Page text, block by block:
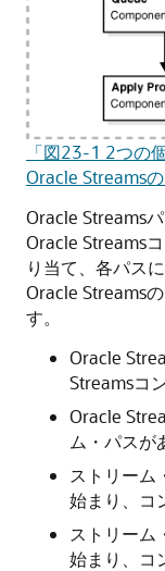
「図23-1 2つの
Oracle Streams
Oracle Streams
Oracle Streams
り当て、各パス
Oracle Streams
す。
Oracle
Streamsコ
Oracle
ム・パスが
ストリーム
始まり、コ
ストリーム
始まり、コ